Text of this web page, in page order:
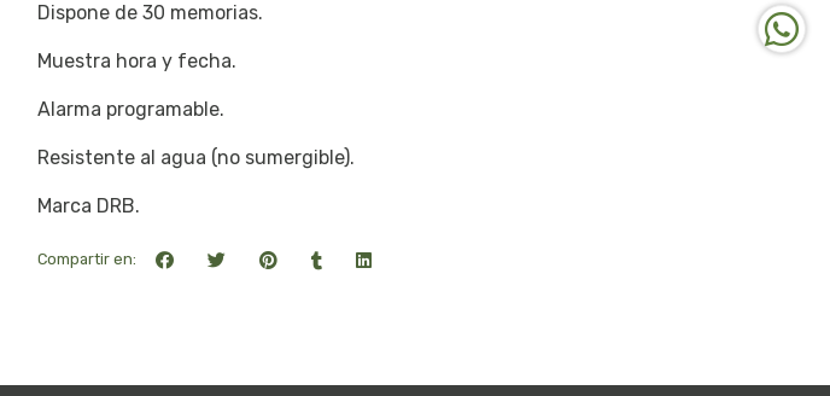
Dispone de 30 memorias.
Muestra hora y fecha.
Alarma programable.
Resistente al agua (no sumergible).
Marca DRB.
Compartir en: